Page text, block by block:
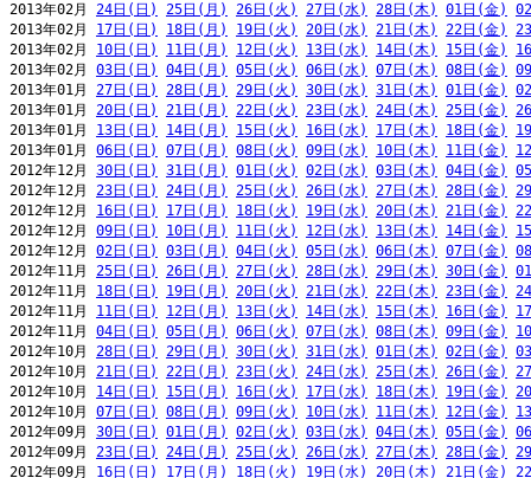
2013年02月 24日(日) 25日(月) 26日(火) 27日(水) 28日(木) 01日(金)
2013年02月 17日(日) 18日(月) 19日(火) 20日(水) 21日(木) 22日(金)
2013年02月 10日(日) 11日(月) 12日(火) 13日(水) 14日(木) 15日(金)
2013年02月 03日(日) 04日(月) 05日(火) 06日(水) 07日(木) 08日(金)
2013年01月 27日(日) 28日(月) 29日(火) 30日(水) 31日(木) 01日(金)
2013年01月 20日(日) 21日(月) 22日(火) 23日(水) 24日(木) 25日(金)
2013年01月 13日(日) 14日(月) 15日(火) 16日(水) 17日(木) 18日(金)
2013年01月 06日(日) 07日(月) 08日(火) 09日(水) 10日(木) 11日(金)
2012年12月 30日(日) 31日(月) 01日(火) 02日(水) 03日(木) 04日(金)
2012年12月 23日(日) 24日(月) 25日(火) 26日(水) 27日(木) 28日(金)
2012年12月 16日(日) 17日(月) 18日(火) 19日(水) 20日(木) 21日(金)
2012年12月 09日(日) 10日(月) 11日(火) 12日(水) 13日(木) 14日(金)
2012年12月 02日(日) 03日(月) 04日(火) 05日(水) 06日(木) 07日(金)
2012年11月 25日(日) 26日(月) 27日(火) 28日(水) 29日(木) 30日(金)
2012年11月 18日(日) 19日(月) 20日(火) 21日(水) 22日(木) 23日(金)
2012年11月 11日(日) 12日(月) 13日(火) 14日(水) 15日(木) 16日(金)
2012年11月 04日(日) 05日(月) 06日(火) 07日(水) 08日(木) 09日(金)
2012年10月 28日(日) 29日(月) 30日(火) 31日(水) 01日(木) 02日(金)
2012年10月 21日(日) 22日(月) 23日(火) 24日(水) 25日(木) 26日(金)
2012年10月 14日(日) 15日(月) 16日(火) 17日(水) 18日(木) 19日(金)
2012年10月 07日(日) 08日(月) 09日(火) 10日(水) 11日(木) 12日(金)
2012年09月 30日(日) 01日(月) 02日(火) 03日(水) 04日(木) 05日(金)
2012年09月 23日(日) 24日(月) 25日(火) 26日(水) 27日(木) 28日(金)
2012年09月 16日(日) 17日(月) 18日(火) 19日(水) 20日(木) 21日(金)